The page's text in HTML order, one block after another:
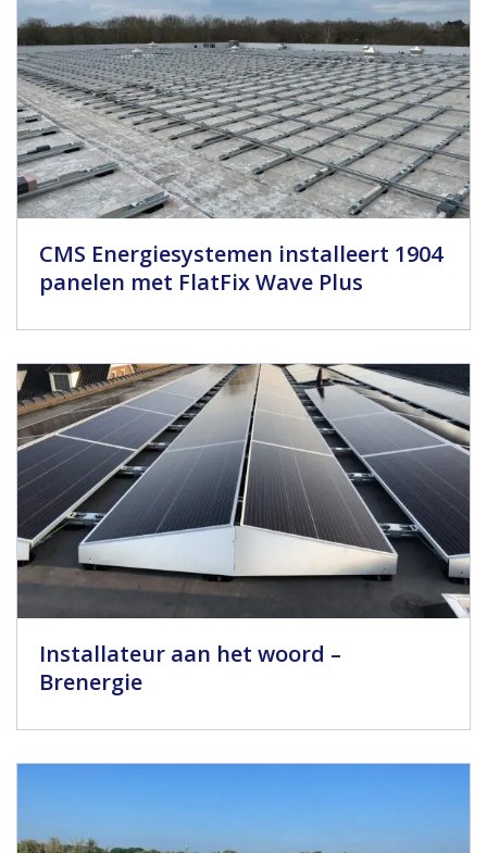
CMS Energiesystemen installeert 1904
panelen met FlatFix Wave Plus
Installateur aan het woord –
Brenergie